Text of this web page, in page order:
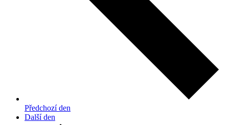
Předchozí den
Další den